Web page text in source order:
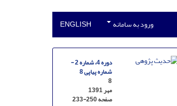
ورود به سامانه ENGLISH
دوره 4، شماره 2 -
شماره پیاپی 8
8
مهر 1391
صفحه233-250